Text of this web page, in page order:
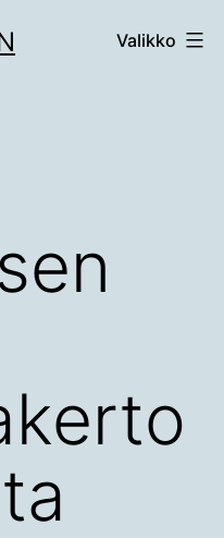
Valikko